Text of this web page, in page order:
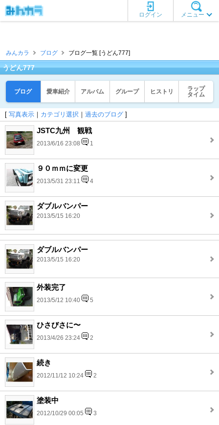
メニュー
ログイン
みんカラ ブログ ブログ一覧 [うどん777]
うどん777
ブログ 愛車紹介 アルバム グループ ヒストリ
ラップ
タイム
[ 写真表示 ｜ カテゴリ選択 ｜ 過去のブログ ]
JSTC九州 観戦
2013/6/16 23:08 1
９０ｍｍに変更
2013/5/31 23:11 4
ダブルバンパー
2013/5/15 16:20
ダブルバンパー
2013/5/15 16:20
外装完了
2013/5/12 10:40 5
ひさびさに〜
2013/4/26 23:24 2
続き
2012/11/12 10:24 2
塗装中
2012/10/29 00:05 3